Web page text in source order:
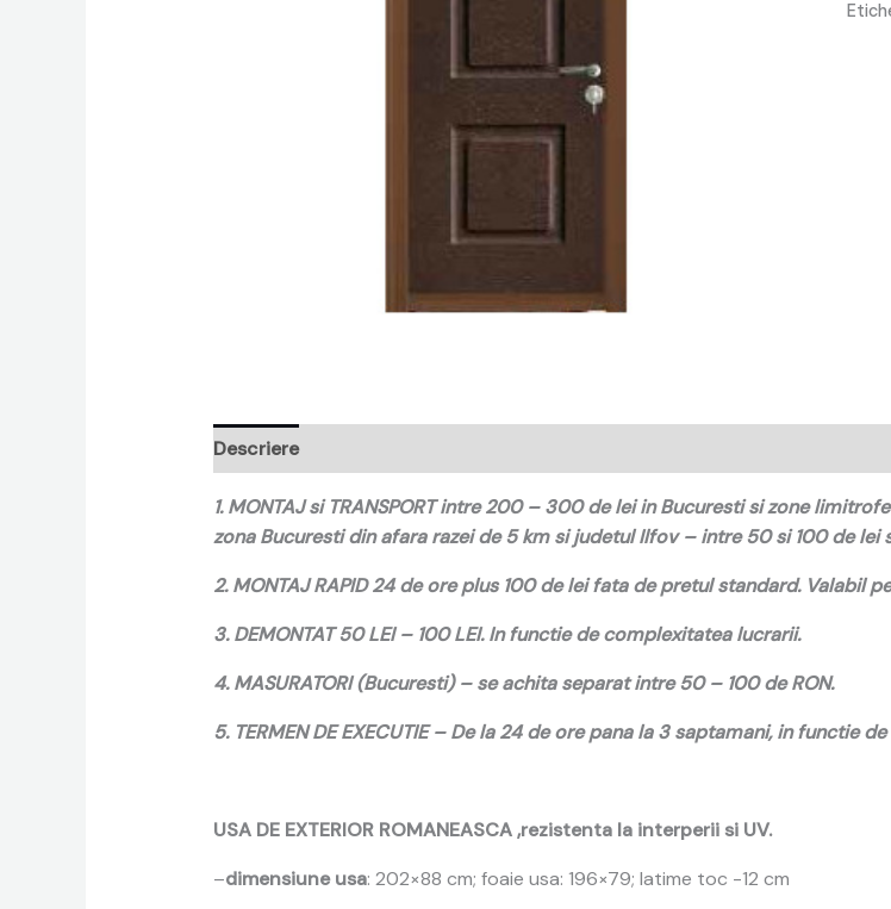
Descriere
1. MONTAJ si TRANSPORT intre 200 – 300 de lei in Bucuresti si zone
zona Bucuresti din afara razei de 5 km si judetul Ilfov – intre 50 si 100 de lei
2. MONTAJ RAPID 24 de ore plus 100 de lei fata de pretul standard. Valabil
3. DEMONTAT 50 LEI – 100 LEI. In functie de complexitatea lucrarii.
4. MASURATORI (Bucuresti) – se achita separat intre 50 – 100 de RON.
5. TERMEN DE EXECUTIE – De la 24 de ore pana la 3 saptamani, in
USA DE EXTERIOR ROMANEASCA ,rezistenta la interperii si UV.
–dimensiune usa: 202×88 cm; foaie usa: 196×79; latime toc -12 cm